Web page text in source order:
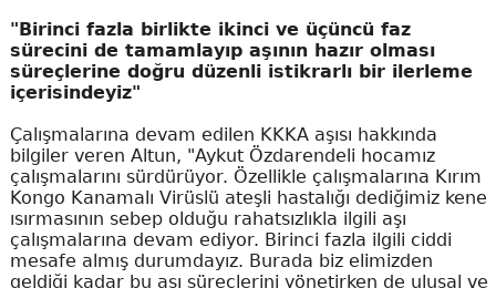
"Birinci fazla birlikte ikinci ve üçüncü faz
sürecini de tamamlayıp aşının hazır olması
süreçlerine doğru düzenli istikrarlı bir ilerleme
içerisindeyiz"
Çalışmalarına devam edilen KKKA aşısı hakkında
bilgiler veren Altun, "Aykut Özdarendeli hocamız
çalışmalarını sürdürüyor. Özellikle çalışmalarına Kırım
Kongo Kanamalı Virüslü ateşli hastalığı dediğimiz kene
ısırmasının sebep olduğu rahatsızlıkla ilgili aşı
çalışmalarına devam ediyor. Birinci fazla ilgili ciddi
mesafe almış durumdayız. Burada biz elimizden
geldiği kadar bu aşı süreçlerini yönetirken de ulusal ve